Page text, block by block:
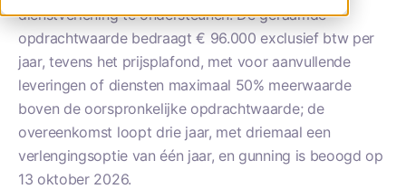
dienstverlening te ondersteunen. De geraamde
opdrachtwaarde bedraagt € 96.000 exclusief btw per
jaar, tevens het prijsplafond, met voor aanvullende
leveringen of diensten maximaal 50% meerwaarde
boven de oorspronkelijke opdrachtwaarde; de
overeenkomst loopt drie jaar, met driemaal een
verlengingsoptie van één jaar, en gunning is beoogd op
13 oktober 2026.